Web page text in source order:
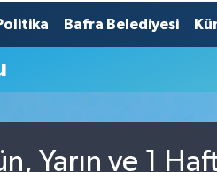
Bafra Belediyesi
Yarın ve 1